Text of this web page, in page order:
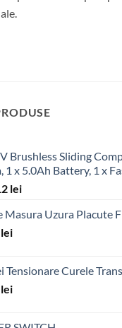
Brushless Sliding
1 x 5.0Ah Battery, 1 x
lei
Masura Uzura Placute
lei
Tensionare Curele
lei